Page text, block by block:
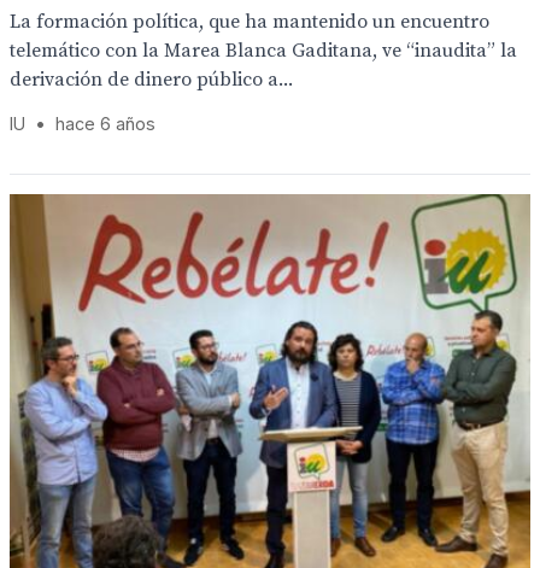
La formación política, que ha mantenido un encuentro
telemático con la Marea Blanca Gaditana, ve “inaudita” la
derivación de dinero público a...
IU • hace 6 años